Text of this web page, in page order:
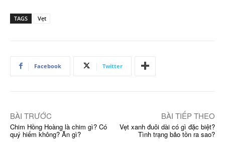
TAGS Vẹt
Facebook Twitter
BÀI TRƯỚC
Chim Hồng Hoàng là chim gì? Có
quý hiếm không? Ăn gì?
BÀI TIẾP THEO
Vẹt xanh đuôi dài có gì đặc biệt?
Tình trạng bảo tồn ra sao?